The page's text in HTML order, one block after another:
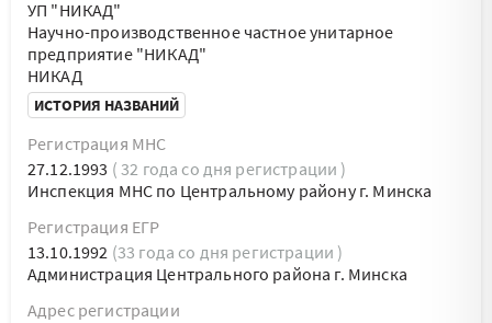
УП "НИКАД"
Научно-производственное частное унитарное
предприятие "НИКАД"
НИКАД
ИСТОРИЯ НАЗВАНИЙ
Регистрация МНС
27.12.1993 ( 32 года со дня регистрации )
Инспекция МНС по Центральному району г. Минска
Регистрация ЕГР
13.10.1992 (33 года со дня регистрации )
Администрация Центрального района г. Минска
Адрес регистрации